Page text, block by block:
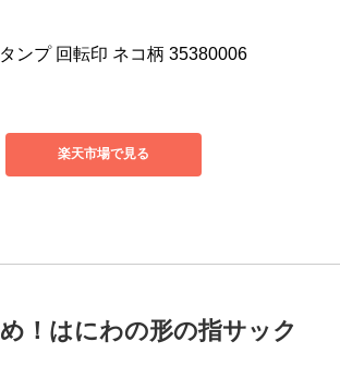
計なので、失敗することもなくきれいに押
ンプ 回転印 ネコ柄 35380006